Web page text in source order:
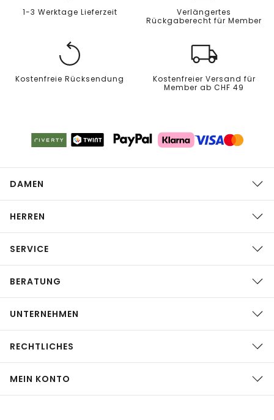
1-3 Werktage Lieferzeit
Verlängertes
Rückgaberecht für Member
Kostenfreie Rücksendung
Kostenfreier Versand für
Member ab CHF 49
DAMEN
HERREN
SERVICE
BERATUNG
UNTERNEHMEN
RECHTLICHES
MEIN KONTO